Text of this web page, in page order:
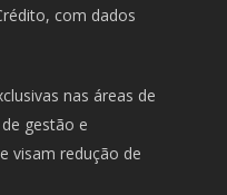
com dados
nas áreas de
gestão e
visam redução de